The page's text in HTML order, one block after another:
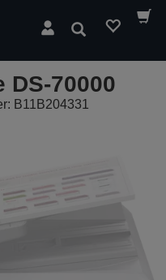
Suchen
DS-70000
B11B204331